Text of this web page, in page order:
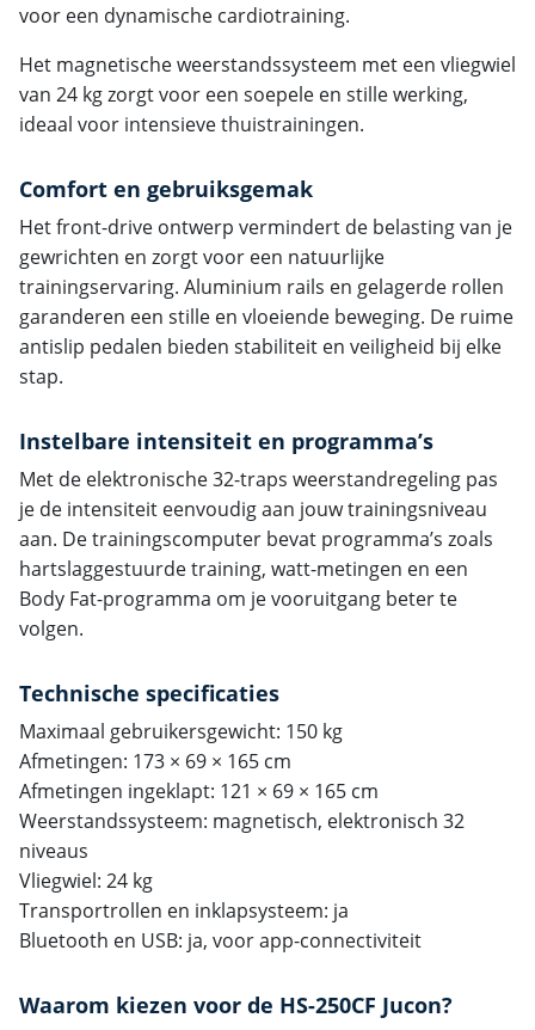
voor een dynamische cardiotraining.
Het magnetische weerstandssysteem met een vliegwiel
van 24 kg zorgt voor een soepele en stille werking,
ideaal voor intensieve thuistrainingen.
Comfort en gebruiksgemak
Het front-drive ontwerp vermindert de belasting van je
gewrichten en zorgt voor een natuurlijke
trainingservaring. Aluminium rails en gelagerde rollen
garanderen een stille en vloeiende beweging. De ruime
antislip pedalen bieden stabiliteit en veiligheid bij elke
stap.
Instelbare intensiteit en programma’s
Met de elektronische 32-traps weerstandregeling pas
je de intensiteit eenvoudig aan jouw trainingsniveau
aan. De trainingscomputer bevat programma’s zoals
hartslaggestuurde training, watt-metingen en een
Body Fat-programma om je vooruitgang beter te
volgen.
Technische specificaties
Maximaal gebruikersgewicht: 150 kg
Afmetingen: 173 × 69 × 165 cm
Afmetingen ingeklapt: 121 × 69 × 165 cm
Weerstandssysteem: magnetisch, elektronisch 32
niveaus
Vliegwiel: 24 kg
Transportrollen en inklapsysteem: ja
Bluetooth en USB: ja, voor app-connectiviteit
Waarom kiezen voor de HS-250CF Jucon?